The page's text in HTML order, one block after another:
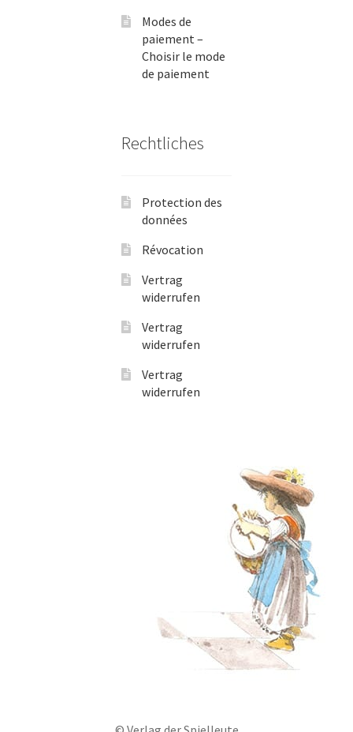
Modes de
paiement –
Choisir le mode
de paiement
Rechtliches
Protection des
données
Révocation
Vertrag
widerrufen
Vertrag
widerrufen
Vertrag
widerrufen